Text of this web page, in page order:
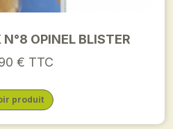
OPINEL BLISTER
€ TTC
produit